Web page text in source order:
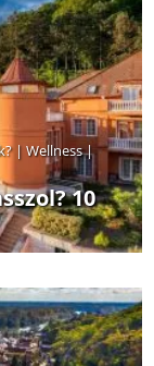
|Wellness|
10